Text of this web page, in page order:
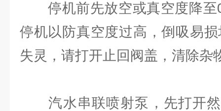
停机前先放空或真空度降至
停机以防真空度过高，倒吸易
失灵，请打开止回阀盖，清除杂
汽水串联喷射泵，先打开然